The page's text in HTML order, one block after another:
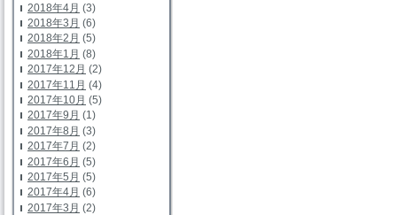
2018年4月 (3)
2018年3月 (6)
2018年2月 (5)
2018年1月 (8)
2017年12月 (2)
2017年11月 (4)
2017年10月 (5)
2017年9月 (1)
2017年8月 (3)
2017年7月 (2)
2017年6月 (5)
2017年5月 (5)
2017年4月 (6)
2017年3月 (2)